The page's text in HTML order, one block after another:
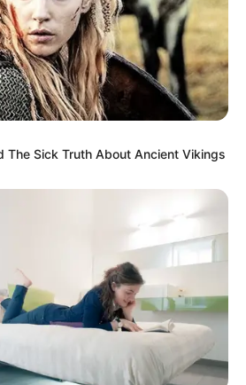
The Sick Truth About Ancient Vikings